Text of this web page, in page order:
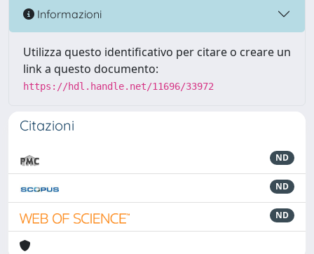
Informazioni
Utilizza questo identificativo per citare o creare un
link a questo documento:
https://hdl.handle.net/11696/33972
Citazioni
ND
ND
ND